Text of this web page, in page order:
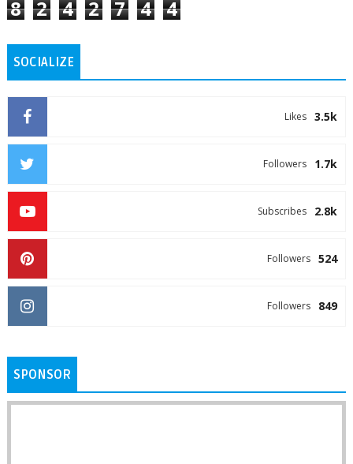
8 2 4 2 7 4 4
SOCIALIZE
3.5k
Likes
1.7k
Followers
2.8k
Subscribes
524
Followers
849
Followers
SPONSOR